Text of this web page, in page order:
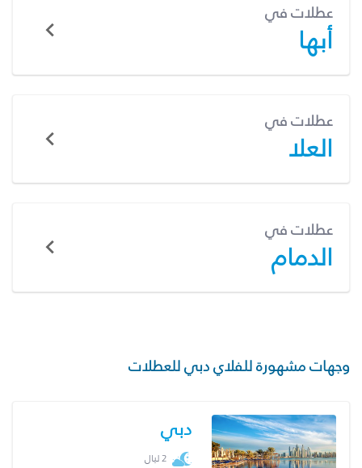
عطلات في
أبها
عطلات في
العلا
عطلات في
الدمام
وجهات مشهورة للفلاي دبي للعطلات
دبي
2 ليال